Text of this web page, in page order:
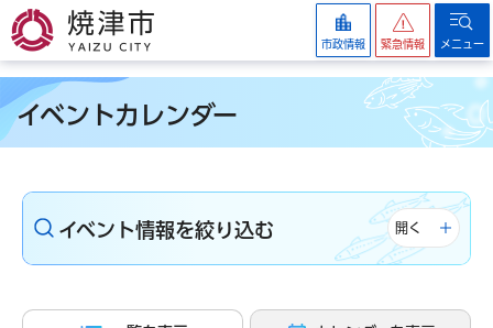
焼津市
市政情報 緊急情報 メニュー
イベントカレンダー
イベント情報を絞り込む 開く